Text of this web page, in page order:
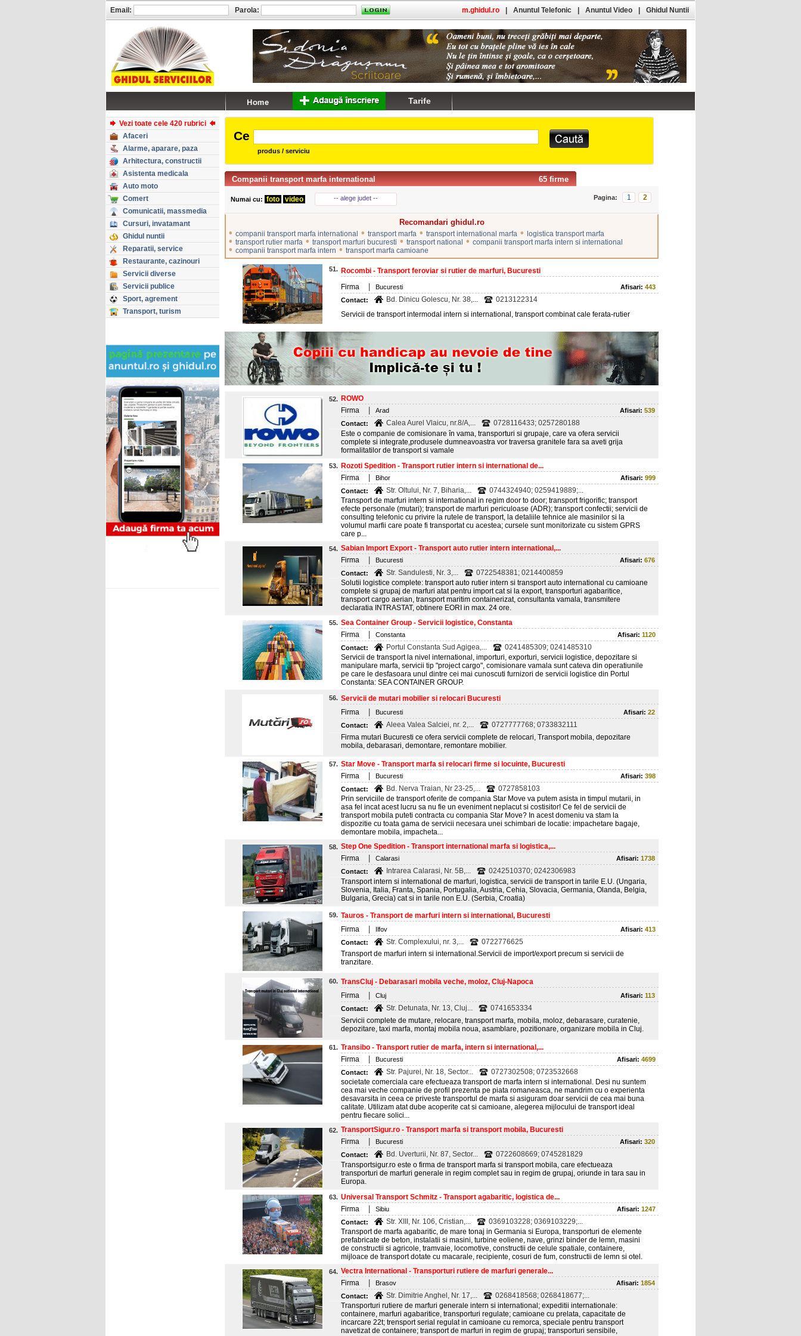
Vezi toate cele 420 rubrici
Afaceri
Alarme, aparare, paza
Arhitectura, constructii
Asistenta medicala
Auto moto
Comert
Comunicatii, massmedia
Cursuri, invatamant
Ghidul nuntii
Reparatii, service
Restaurante, cazinouri
Servicii diverse
Servicii publice
Sport, agrement
Transport, turism
Ce
produs / serviciu
65 firme
Companii transport marfa international
Numai cu: foto video -- alege judet -- Pagina: 1 2
Recomandari ghidul.ro
• companii transport marfa international • transport marfa • transport international marfa • logistica transport marfa
• transport rutier marfa • transport marfuri bucuresti • transport national • companii transport marfa intern si international
• companii transport marfa intern • transport marfa camioane
51. Rocombi - Transport feroviar si rutier de marfuri, Bucuresti
Firma
Bucuresti Afisari: 443
Contact:
Bd. Dinicu Golescu, Nr. 38,...
0213122314
Servicii de transport intermodal intern si international, transport combinat cale ferata-rutier
52. ROWO
Firma
Arad Afisari: 539
Contact:
Calea Aurel Vlaicu, nr.8/A,...
0728116433; 0257280188
Este o companie de comisionare în vama, transporturi si grupaje, care va ofera servicii
complete si integrate,produsele dumneavoastra vor traversa granitele fara sa aveti grija
formalitatilor de transport si vamale
53. Rozoti Spedition - Transport rutier intern si international de...
Firma
Bihor Afisari: 999
Contact:
Str. Oltului, Nr. 7, Biharia,...
0744324940; 0259419889;...
Transport de marfuri intern si international in regim door to door; transport frigorific; transport
efecte personale (mutari); transport de marfuri periculoase (ADR); transport confectii; servicii de
consulting telefonic cu privire la rutele de transport, la detaliile tehnice ale masinilor si la
volumul marfii care poate fi transportat cu acestea; cursele sunt monitorizate cu sistem GPRS
care p...
54. Sabian Import Export - Transport auto rutier intern international,...
Firma
Bucuresti Afisari: 676
Contact:
Str. Sandulesti, Nr. 3,...
0722548381; 0214400859
Solutii logistice complete: transport auto rutier intern si transport auto international cu camioane
complete si grupaj de marfuri atat pentru import cat si la export, transporturi agabaritice,
transport cargo aerian, transport maritim containerizat, consultanta vamala, transmitere
declaratia INTRASTAT, obtinere EORI in max. 24 ore.
55. Sea Container Group - Servicii logistice, Constanta
Firma
Constanta Afisari: 1120
Contact:
Portul Constanta Sud Agigea,...
0241485309; 0241485310
Servicii de transport la nivel international, importuri, exporturi, servicii logistice, depozitare si
manipulare marfa, servicii tip "project cargo", comisionare vamala sunt cateva din operatiunile
pe care le desfasoara unul dintre cei mai cunoscuti furnizori de servicii logistice din Portul
Constanta: SEA CONTAINER GROUP.
56. Servicii de mutari mobilier si relocari Bucuresti
Firma
Bucuresti Afisari: 22
Contact:
Aleea Valea Salciei, nr. 2,...
0727777768; 0733832111
Firma mutari Bucuresti ce ofera servicii complete de relocari, Transport mobila, depozitare
mobila, debarasari, demontare, remontare mobilier.
57. Star Move - Transport marfa si relocari firme si locuinte, Bucuresti
Firma
Bucuresti Afisari: 398
Contact:
Bd. Nerva Traian, Nr 23-25,...
0727858103
Prin serviciile de transport oferite de compania Star Move va putem asista in timpul mutarii, in
asa fel incat acest lucru sa nu fie un eveniment neplacut si costisitor! Ce fel de servicii de
transport mobila puteti contracta cu compania Star Move? In acest domeniu va stam la
dispozitie cu toata gama de servicii necesara unei schimbari de locatie: impachetare bagaje,
demontare mobila, impacheta...
58. Step One Spedition - Transport international marfa si logistica,...
Firma
Calarasi Afisari: 1738
Contact:
Intrarea Calarasi, Nr. 5B,...
0242510370; 0242306983
Transport intern si international de marfuri, logistica, servicii de transport in tarile E.U. (Ungaria,
Slovenia, Italia, Franta, Spania, Portugalia, Austria, Cehia, Slovacia, Germania, Olanda, Belgia,
Bulgaria, Grecia) cat si in tarile non E.U. (Serbia, Croatia)
59. Tauros - Transport de marfuri intern si international, Bucuresti
Firma
Ilfov Afisari: 413
Contact:
Str. Complexului, nr. 3,...
0722776625
Transport de marfuri intern si international.Servicii de import/export precum si servicii de
tranzitare.
60. TransCluj - Debarasari mobila veche, moloz, Cluj-Napoca
Firma
Cluj Afisari: 113
Contact:
Str. Detunata, Nr. 13, Cluj...
0741653334
Servicii complete de mutare, relocare, transport marfa, mobila, moloz, debarasare, curatenie,
depozitare, taxi marfa, montaj mobila noua, asamblare, pozitionare, organizare mobila in Cluj.
61. Transibo - Transport rutier de marfa, intern si international,...
Firma
Bucuresti Afisari: 4699
Contact:
Str. Pajurei, Nr. 18, Sector...
0727302508; 0723532668
societate comerciala care efectueaza transport de marfa intern si international. Desi nu suntem
cea mai veche companie de profil prezenta pe piata romaneasca, ne mandrim cu o experienta
desavarsita in ceea ce priveste transportul de marfa si asiguram doar servicii de cea mai buna
calitate. Utilizam atat dube acoperite cat si camioane, alegerea mijlocului de transport ideal
pentru fiecare solici...
62. TransportSigur.ro - Transport marfa si transport mobila, Bucuresti
Firma
Bucuresti Afisari: 320
Contact:
Bd. Uverturii, Nr. 87, Sector...
0722608669; 0745281829
Transportsigur.ro este o firma de transport marfa si transport mobila, care efectueaza
transporturi de marfuri generale in regim complet sau in regim de grupaj, oriunde in tara sau in
Europa.
63. Universal Transport Schmitz - Transport agabaritic, logistica de...
Firma
Sibiu Afisari: 1247
Contact:
Str. XIII, Nr. 106, Cristian,...
0369103228; 0369103229;...
Transport de marfa agabaritic, de mare tonaj in Germania si Europa, transporturi de elemente
prefabricate de beton, instalatii si masini, turbine eoliene, nave, grinzi binder de lemn, masini
de constructii si agricole, tramvaie, locomotive, constructii de celule spatiale, containere,
mijloace de transport dotate cu macarale, recipiente, cosuri de fum, constructii de lemn si otel.
64. Vectra International - Transporturi rutiere de marfuri generale...
Firma
Brasov Afisari: 1854
Contact:
Str. Dimitrie Anghel, Nr. 17,...
0268418568; 0268418677;...
Transporturi rutiere de marfuri generale intern si international; expeditii internationale:
containere, marfuri agabaritice, transporturi regulate; camioane cu prelata, capacitate de
incarcare 22t; trensport serial regulat in camioane cu remorca, speciale pentru transport
navetizat de containere; transport de marfuri in regim de grupaj; transporturi sensibile,
Email: Parola: m.ghidul.ro Anuntul Telefonic Anuntul Video Ghidul Nuntii
Tarife